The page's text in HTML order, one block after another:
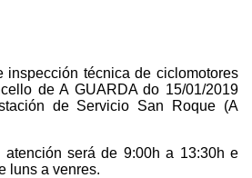
inspección técnica de ciclomotores
de A GUARDA do 15/01/2019
de Servicio San Roque (A
será de 9:00h a 13:30h e
luns a venres.